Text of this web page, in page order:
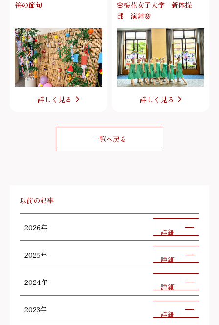
笹の節句
詳しく見る
🌸梅花女子大学 新体操
部 演舞🌸
詳しく見る
一覧へ戻る
以前の記事
2026年 詳細
2025年 詳細
2024年 詳細
2023年 詳細